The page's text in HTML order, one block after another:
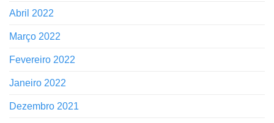
Abril 2022
Março 2022
Fevereiro 2022
Janeiro 2022
Dezembro 2021